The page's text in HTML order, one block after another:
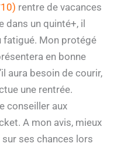
rentre de vacances
dans un quinté+, il
fatigué. Mon protégé
en bonne
aura besoin de courir,
une rentrée.
conseiller aux
A mon avis, mieux
ses chances lors